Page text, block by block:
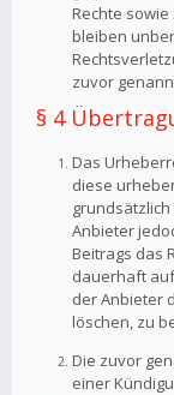
Rechte
bleiben
zuvor
§ 4
Das
diese
Anbieter
Beitrags das
dauerhaft
der Anbieter
löschen, zu
Die zuvor
einer